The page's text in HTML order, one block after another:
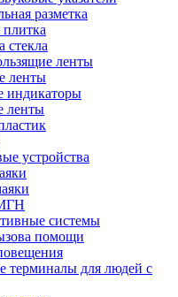
разметка
плитка
стекла
ленты
ленты
индикаторы
ленты
устройства
системы
помощи
для людей с